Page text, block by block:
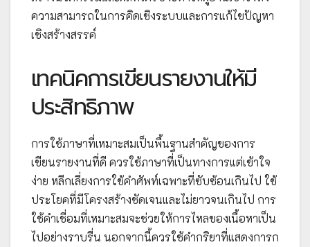
ความสามารถในการคิดเชิงระบบและการแก้ไขปัญหา
เชิงสร้างสรรค์
เทคนิคการเขียนรายงานให้มี
ประสิทธิภาพ
การใช้ภาษาที่เหมาะสมเป็นพื้นฐานสำคัญของการ
เขียนรายงานที่ดี ควรใช้ภาษาที่เป็นทางการแต่เข้าใจ
ง่าย หลีกเลี่ยงการใช้คำศัพท์เฉพาะที่ซับซ้อนเกินไป ใช้
ประโยคที่มีโครงสร้างชัดเจนและไม่ยาวจนเกินไป การ
ใช้คำเชื่อมที่เหมาะสมจะช่วยให้การไหลของเนื้อหาเป็น
ไปอย่างราบรื่น นอกจากนี้ควรใช้คำกริยาที่แสดงการก